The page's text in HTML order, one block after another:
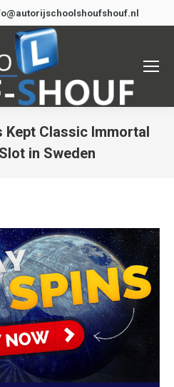
Kept Classic Immortal
in Sweden